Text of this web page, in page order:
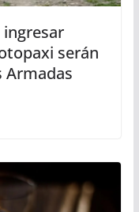
serán
Armadas